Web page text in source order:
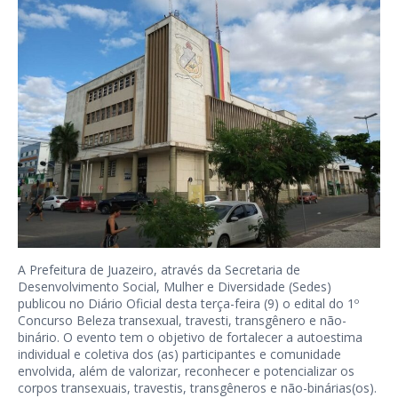
A Prefeitura de Juazeiro, através da Secretaria de
Desenvolvimento Social, Mulher e Diversidade (Sedes)
publicou no Diário Oficial desta terça-feira (9) o edital do 1º
Concurso Beleza transexual, travesti, transgênero e não-
binário. O evento tem o objetivo de fortalecer a autoestima
individual e coletiva dos (as) participantes e comunidade
envolvida, além de valorizar, reconhecer e potencializar os
corpos transexuais, travestis, transgêneros e não-binárias(os).